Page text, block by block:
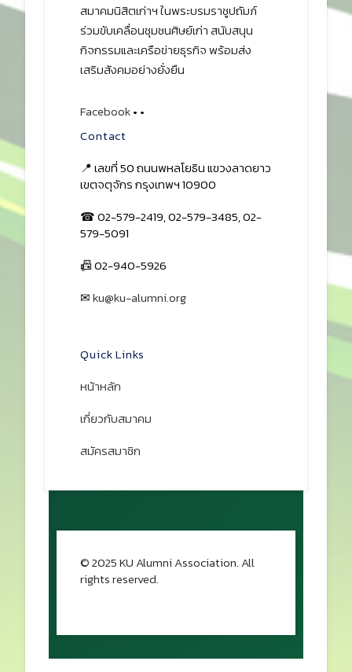
สมาคมนิสิตเก่าฯ ในพระบรมราชูปถัมภ์
ร่วมขับเคลื่อนชุมชนศิษย์เก่า สนับสนุน
กิจกรรมและเครือข่ายธุรกิจ พร้อมส่ง
เสริมสังคมอย่างยั่งยืน
Facebook• •
Contact
📍 เลขที่ 50 ถนนพหลโยธิน แขวงลาดยาว
เขตจตุจักร กรุงเทพฯ 10900
☎ 02-579-2419, 02-579-3485, 02-
579-5091
📠 02-940-5926
✉ku@ku-alumni.org
Quick Links
หน้าหลัก
เกี่ยวกับสมาคม
สมัครสมาชิก
© 2025 KU Alumni Association. All
rights reserved.